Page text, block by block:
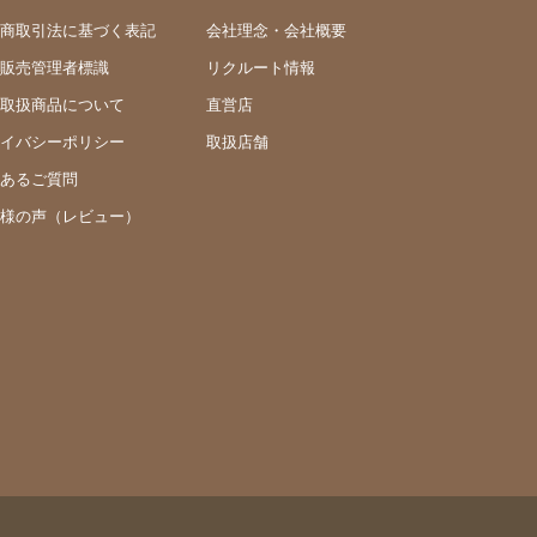
取引法に基づく表記
売管理者標識
扱商品について
バシーポリシー
るご質問
の声（レビュー）
会社理念・会社概要
リクルート情報
直営店
取扱店舗